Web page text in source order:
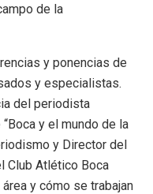
de la
y ponencias de
y especialistas.
del periodista
y el mundo de la
y Director del
Club Atlético Boca
y cómo se trabajan